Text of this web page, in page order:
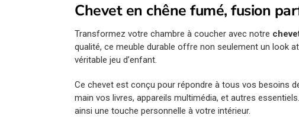
Chevet en chêne fumé, fusion
Transformez votre chambre à coucher avec notre
qualité, ce meuble durable offre non seulement un look
véritable jeu d’enfant.
Ce chevet est conçu pour répondre à tous vos besoins
main vos livres, appareils multimédia, et autres
ainsi une touche personnelle à votre intérieur.